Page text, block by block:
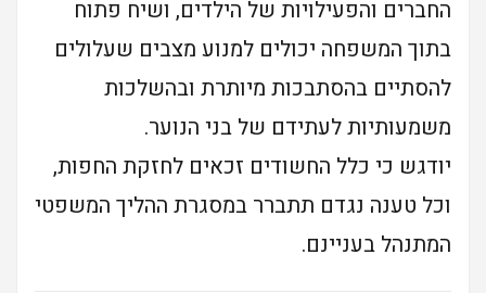
החברים והפעילויות של הילדים, ושיח פתוח
בתוך המשפחה יכולים למנוע מצבים שעלולים
להסתיים בהסתבכות מיותרת ובהשלכות
משמעותיות לעתידם של בני הנוער.
יודגש כי כלל החשודים זכאים לחזקת החפות,
וכל טענה נגדם תתברר במסגרת ההליך המשפטי
המתנהל בעניינם.